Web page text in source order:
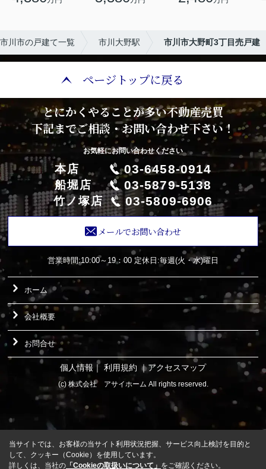
市川市の戸建て一覧 市川大野駅 市川市大野町3丁目売戸建
ページトップに戻る
とにかくやることが多い不動産売買
下記までご相談・お問い合わせ下さい！
お気軽にお問い合わせください
本店 03-6458-0914
船堀店 03-5879-5138
竹ノ塚店 03-5809-6906
メールでお問い合わせ
営業時間:10:00～19：00 定休日:毎週(火・水)曜日
ホーム
会社概要
お問合せ
個人情報 ｜ 利用規約 ｜アクセスマップ
(c) 株式会社 アサイホーム All rights reserved.
当サイトでは、お客様の当サイト利用状況把握、サービス向上検討を目的と
して、クッキー（Cookie）を使用しています。
詳しくは、当社の 「Cookieの取扱いについて」 をご確認ください。